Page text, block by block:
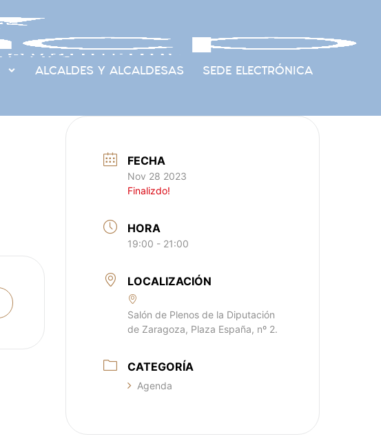
ALCALDES Y ALCALDESAS SEDE ELECTRÓNICA
FECHA
Nov 28 2023
Finalizdo!
HORA
19:00 - 21:00
LOCALIZACIÓN
Salón de Plenos de la Diputación
de Zaragoza, Plaza España, nº 2.
CATEGORÍA
Agenda